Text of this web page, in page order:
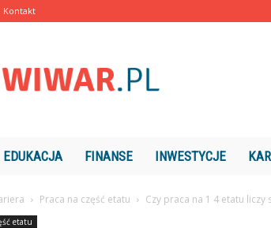
Kontakt
EDUKACJA FINANSE INWESTYCJE
Praca na część etatu Czy praca na 1 4 etatu liczy
etatu